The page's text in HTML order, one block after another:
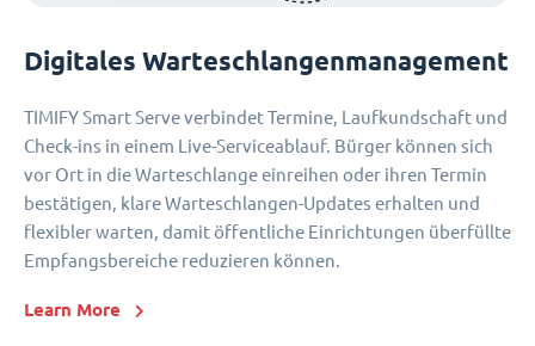
Digitales Warteschlangenmanagement
TIMIFY Smart Serve verbindet Termine, Laufkundschaft und
Check-ins in einem Live-Serviceablauf. Bürger können sich
vor Ort in die Warteschlange einreihen oder ihren Termin
bestätigen, klare Warteschlangen-Updates erhalten und
flexibler warten, damit öffentliche Einrichtungen überfüllte
Empfangsbereiche reduzieren können.
Learn More